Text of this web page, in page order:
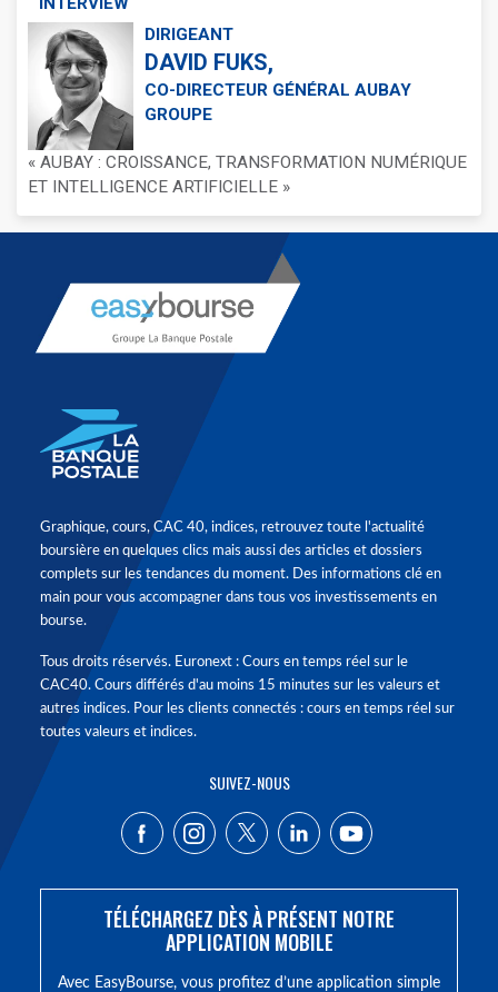
DIRIGEANT
DAVID FUKS,
CO-DIRECTEUR GÉNÉRAL AUBAY
GROUPE
« AUBAY : CROISSANCE, TRANSFORMATION NUMÉRIQUE
ET INTELLIGENCE ARTIFICIELLE »
Graphique, cours, CAC 40, indices, retrouvez toute l'actualité
boursière en quelques clics mais aussi des articles et dossiers
complets sur les tendances du moment. Des informations clé en
main pour vous accompagner dans tous vos investissements en
bourse.
Tous droits réservés. Euronext : Cours en temps réel sur le
CAC40. Cours différés d'au moins 15 minutes sur les valeurs et
autres indices. Pour les clients connectés : cours en temps réel sur
toutes valeurs et indices.
SUIVEZ-NOUS
TÉLÉCHARGEZ DÈS À PRÉSENT NOTRE
APPLICATION MOBILE
Avec EasyBourse, vous profitez d’une application simple